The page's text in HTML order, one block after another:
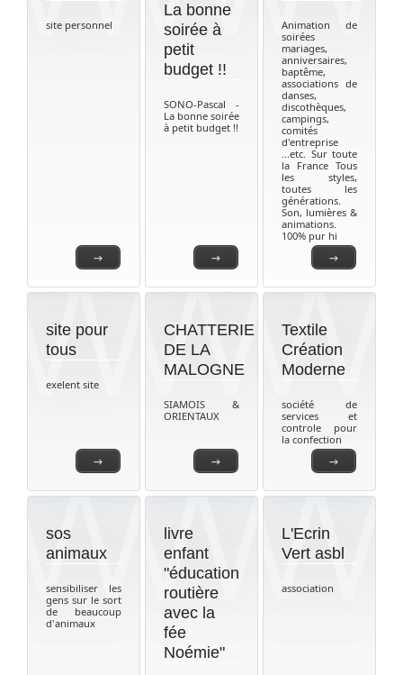
→
site personnel
→
La bonne
soirée à
petit
budget !!
SONO-Pascal -
La bonne soirée
à petit budget !!
→
Animation de
soirées
mariages,
anniversaires,
baptême,
associations de
danses,
discothèques,
campings,
comités
d'entreprise
...etc. Sur toute
la France Tous
les styles,
toutes les
générations.
Son, lumières &
animations.
100% pur hi
→
site pour
tous
exelent site
→
CHATTERIE
DE LA
MALOGNE
SIAMOIS &
ORIENTAUX
→
Textile
Création
Moderne
société de
services et
controle pour
la confection
sos
animaux
sensibiliser les
gens sur le sort
de beaucoup
d'animaux
livre
enfant
"éducation
routière
avec la
fée
Noémie"
L'Ecrin
Vert asbl
association